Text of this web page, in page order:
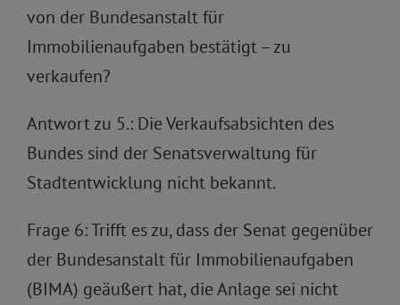
von der Bundesanstalt für
Immobilienaufgaben bestätigt – zu
verkaufen?
Antwort zu 5.: Die Verkaufsabsichten des
Bundes sind der Senatsverwaltung für
Stadtentwicklung nicht bekannt.
Frage 6: Trifft es zu, dass der Senat gegenüber
der Bundesanstalt für Immobilienaufgaben
(BIMA) geäußert hat, die Anlage sei nicht